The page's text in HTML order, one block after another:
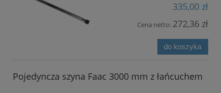
335,00 zł
Cena netto: 272,36 zł
do koszyka
Pojedyncza szyna Faac 3000 mm z łańcuchem